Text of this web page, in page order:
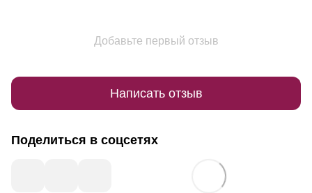
Добавьте первый отзыв
Написать отзыв
Поделиться в соцсетях